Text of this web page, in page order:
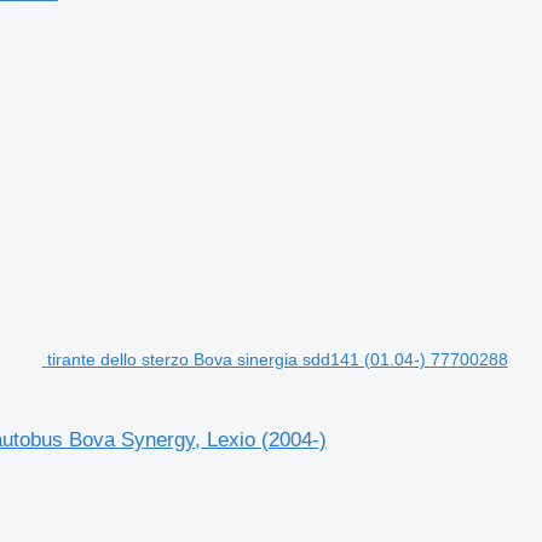
tirante dello sterzo Bova sinergia sdd141 (01.04-) 77700288
Bova Synergy, Lexio (2004-)